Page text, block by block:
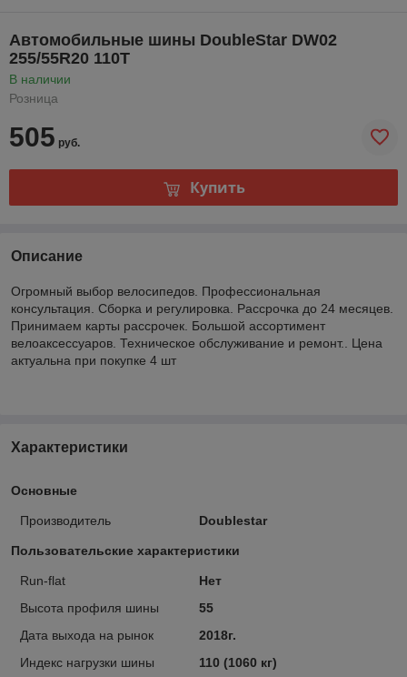
Автомобильные шины DoubleStar DW02
255/55R20 110T
В наличии
Розница
505 руб.
Купить
Описание
Огромный выбор велосипедов. Профессиональная
консультация. Сборка и регулировка. Рассрочка до 24 месяцев.
Принимаем карты рассрочек. Большой ассортимент
велоаксессуаров. Техническое обслуживание и ремонт.. Цена
актуальна при покупке 4 шт
Характеристики
Основные
Производитель Doublestar
Пользовательские характеристики
Run-flat
Нет
Высота профиля шины
55
Дата выхода на рынок
2018г.
Индекс нагрузки шины
110 (1060 кг)